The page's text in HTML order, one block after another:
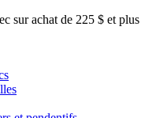
sur achat de 225 $ et